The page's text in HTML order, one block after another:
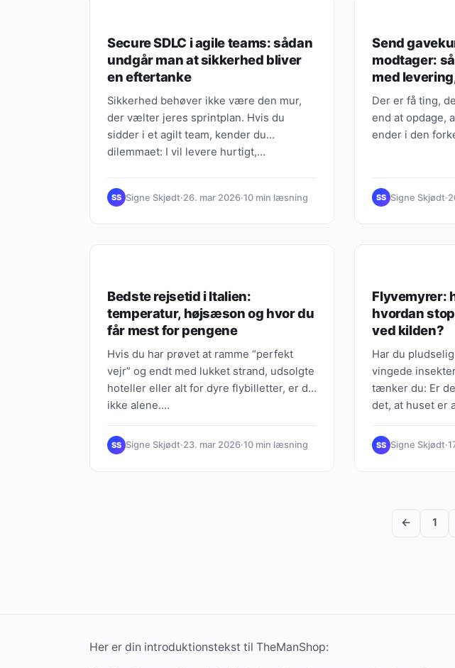
Secure SDLC i agile teams: sådan
undgår man at sikkerhed bliver
en eftertanke
Sikkerhed behøver ikke være den mur,
der vælter jeres sprintplan. Hvis du
sidder i et agilt team, kender du
dilemmaet: I vil levere hurtigt,…
SS Signe Skjødt·26. mar 2026·10 min læsning
Send
modtager:
med
Der er få ting,
end at opdage,
ender i den
SS Signe Skjødt·
Bedste rejsetid i Italien:
temperatur, højsæson og hvor du
får mest for pengene
Hvis du har prøvet at ramme “perfekt
vejr” og endt med lukket strand, udsolgte
hoteller eller alt for dyre flybilletter, er du
ikke alene.…
SS Signe Skjødt·23. mar 2026·10 min læsning
Flyvemyrer:
hvordan
ved kilden?
Har du
vingede
tænker du: Er
det, at huset er
SS Signe Skjødt·
← 1
Her er din introduktionstekst til TheManShop: